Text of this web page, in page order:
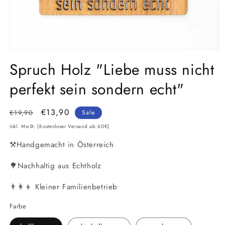
in
Modal
Spruch Holz "Liebe muss nicht
perfekt sein sondern echt"
Normaler
Preis
€19,90 Verkaufspreis
€13,90 Sale
Inkl. MwSt. (Kostenloser Versand ab 60€)
⚒️Handgemacht in Österreich
🌳Nachhaltig aus Echtholz
👨‍👩‍👦 Kleiner Familienbetrieb
Farbe